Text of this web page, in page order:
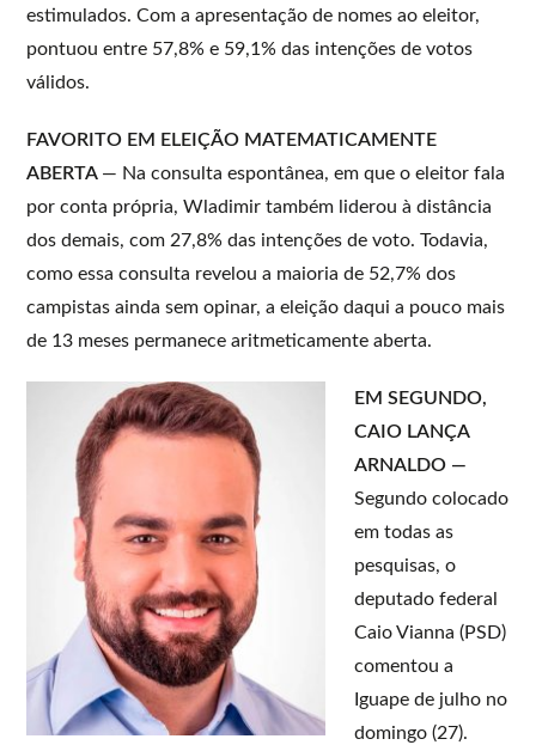
estimulados. Com a apresentação de nomes ao eleitor,
pontuou entre 57,8% e 59,1% das intenções de votos
válidos.
FAVORITO EM ELEIÇÃO MATEMATICAMENTE
ABERTA — Na consulta espontânea, em que o eleitor fala
por conta própria, Wladimir também liderou à distância
dos demais, com 27,8% das intenções de voto. Todavia,
como essa consulta revelou a maioria de 52,7% dos
campistas ainda sem opinar, a eleição daqui a pouco mais
de 13 meses permanece aritmeticamente aberta.
EM SEGUNDO,
CAIO LANÇA
ARNALDO —
Segundo colocado
em todas as
pesquisas, o
deputado federal
Caio Vianna (PSD)
comentou a
Iguape de julho no
domingo (27).